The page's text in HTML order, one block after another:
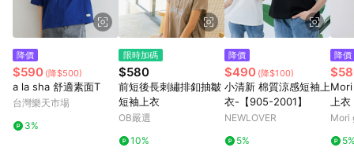
降價
$590 (降$500)
a la sha 舒適素面T
台灣樂天市場
3%
限時加碼
$580
前短後長刺繡排釦抽皺
短袖上衣
OB嚴選
10%
降價
$490 (降$100)
小清新 棉質涼感短袖上
衣-【905-2001】
NEWLOVER
5%
降價
Mori
上
Mori